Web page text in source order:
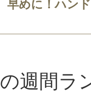
早めに！ハン
の週間ラ